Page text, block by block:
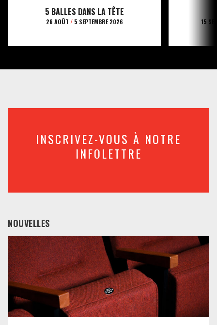
5 BALLES DANS LA TÊTE
26 AOÛT /5 SEPTEMBRE 2026 15
INSCRIVEZ-VOUS À NOTRE
INFOLETTRE
NOUVELLES